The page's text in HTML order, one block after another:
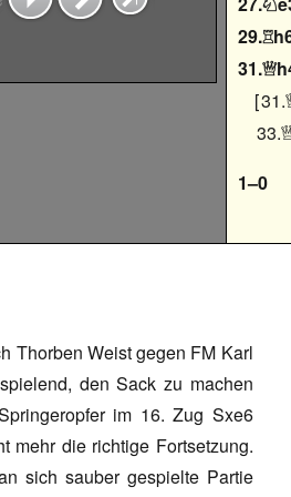

29.
31.
31.
33.
1–0
Thorben Weist gegen FM Karl
den Sack zu machen
im 16. Zug Sxe6
mehr die richtige Fortsetzung.
sich sauber gespielte Partie